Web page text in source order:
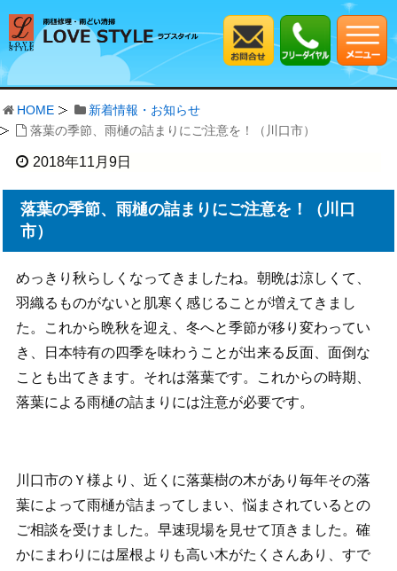
HOME
新着情報・お知らせ
落葉の季節、雨樋の詰まりにご注意を！（川口市）
2018年11月9日
落葉の季節、雨樋の詰まりにご注意を！（川口
市）
めっきり秋らしくなってきましたね。朝晩は涼しくて、
羽織るものがないと肌寒く感じることが増えてきまし
た。これから晩秋を迎え、冬へと季節が移り変わってい
き、日本特有の四季を味わうことが出来る反面、面倒な
ことも出てきます。それは落葉です。これからの時期、
落葉による雨樋の詰まりには注意が必要です。
川口市のＹ様より、近くに落葉樹の木があり毎年その落
葉によって雨樋が詰まってしまい、悩まされているとの
ご相談を受けました。早速現場を見せて頂きました。確
かにまわりには屋根よりも高い木がたくさんあり、すで